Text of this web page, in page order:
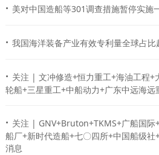
· 美对中国造船等301调查措施暂停实施
· 我国海洋装备产业有效专利量全球占比
· 关注 | 文冲修造+恒力重工+海油工程+
轮船+三星重工+中船动力+广东中远海远
· 关注 | GNV+Bruton+TKMS+广船国际
船厂+新时代造船+七〇四所+中国船级社
消息